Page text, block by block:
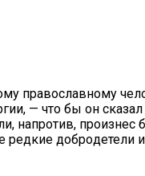
пра­во­слав­но­му
— что бы он
на­про­тив,
доб­ро­де­те­ли